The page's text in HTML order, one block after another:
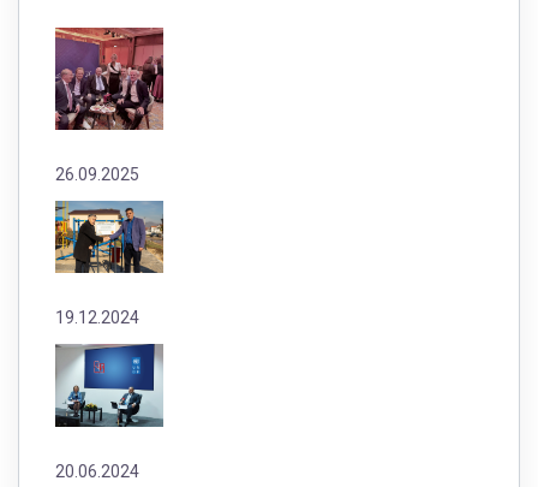
26.09.2025
19.12.2024
20.06.2024